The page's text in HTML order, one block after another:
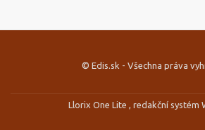
© Edis.sk - Všechna práva
Druhé
ménuLlorix One Lite , redakční systém